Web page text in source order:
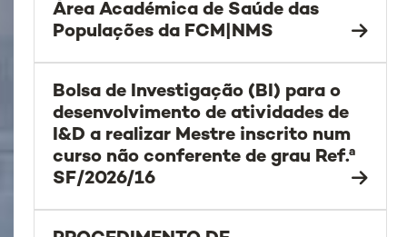
Área Académica de Saúde das
Populações da FCM|NMS
Bolsa de Investigação (BI) para o
desenvolvimento de atividades de
I&D a realizar Mestre inscrito num
curso não conferente de grau Ref.ª
SF/2026/16